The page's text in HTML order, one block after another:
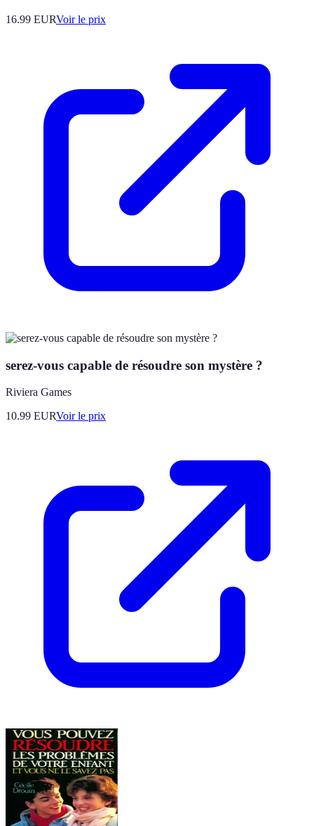
16.99 EURVoir le prix
serez-vous capable de résoudre son mystère ?
Riviera Games
10.99 EURVoir le prix